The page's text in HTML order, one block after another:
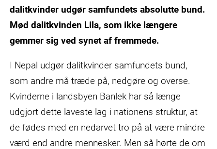
dalitkvinder udgør samfundets absolutte bund.
Mød dalitkvinden Lila, som ikke længere
gemmer sig ved synet af fremmede.
I Nepal udgør dalitkvinder samfundets bund,
som andre må træde på, nedgøre og overse.
Kvinderne i landsbyen Banlek har så længe
udgjort dette laveste lag i nationens struktur, at
de fødes med en nedarvet tro på at være mindre
værd end andre mennesker. Men så hørte de om